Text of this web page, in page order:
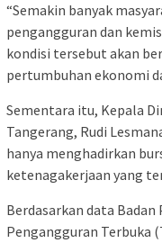
“Semakin banyak
pengangguran dan
kondisi tersebut akan
pertumbuhan ekonomi
Sementara itu, Kepala
Tangerang, Rudi
hanya menghadirkan
ketenagakerjaan yang
Berdasarkan data
Pengangguran Terbuka